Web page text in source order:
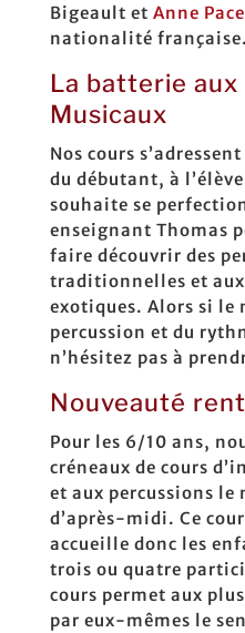
Bigeault et Anne
nationalité française.
La batterie
Musicaux
Nos cours
du débutant, à
souhaite se
enseignant Thomas
faire découvrir des
traditionnelles et
exotiques. Alors si le
percussion et du
n’hésitez pas à
Nouveauté
Pour les 6/10 ans,
créneaux de cours
et aux percussions le
d’après-midi. Ce
accueille donc les
trois ou quatre
cours permet aux
par eux-mêmes le